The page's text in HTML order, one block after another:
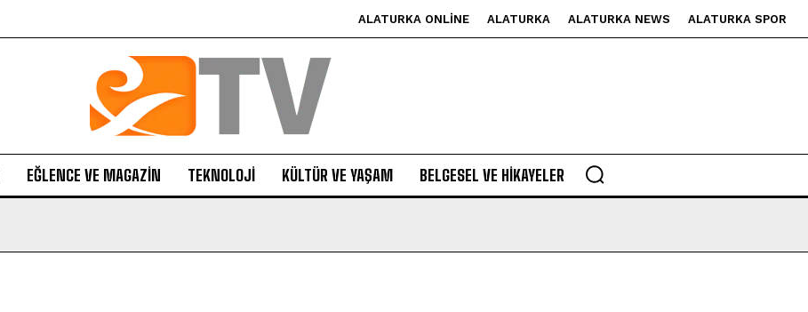
ALATURKA ONLINE ALATURKA ALATURKA NEWS ALATURKA SPOR
EĞLENCE VE MAGAZIN TEKNOLOJI KÜLTÜR VE YAŞAM BELGESEL VE HIKAYELER